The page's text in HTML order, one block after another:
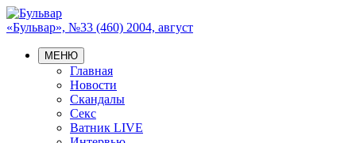
«Бульвар», №33 (460) 2004, август
МЕНЮ
Главная
Новости
Скандалы
Секс
Ватник LIVE